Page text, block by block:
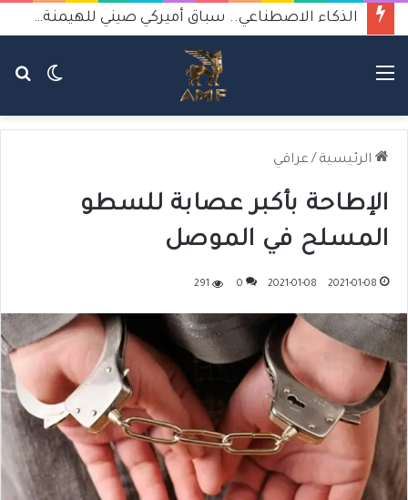
الذكاء الاصطناعي..هل يصبح متهما جنائيا في الجرائم والانتحار؟
الوضع
القائمة
الرئيسية / عراقي
الإطاحة بأكبر عصابة للسطو
المسلح في الموصل
2021-01-08
2021-01-08
0
291